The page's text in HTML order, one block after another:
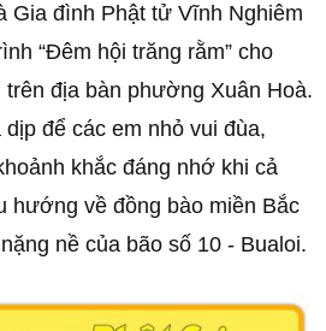
Gia đình Phật tử Vĩnh Nghiêm
“Đêm hội trăng rằm” cho
địa bàn phường Xuân Hoà.
để các em nhỏ vui đùa,
khắc đáng nhớ khi cả
hướng về đồng bào miền Bắc
nề của bão số 10 - Bualoi.